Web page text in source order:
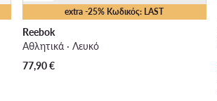
extra -25% Κωδικός: LAST
Reebok
Αθλητικά · Λευκό
77,90€